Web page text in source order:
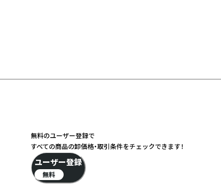
無料のユーザー登録で
すべての商品の卸価格・取引条件をチェックできます！
ユーザー登録
無料